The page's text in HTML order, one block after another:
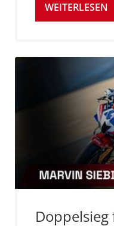
WEITERLESEN